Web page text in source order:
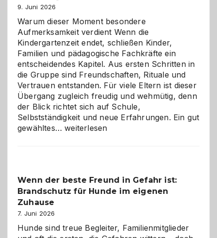
9. Juni 2026
Warum dieser Moment besondere
Aufmerksamkeit verdient Wenn die
Kindergartenzeit endet, schließen Kinder,
Familien und pädagogische Fachkräfte ein
entscheidendes Kapitel. Aus ersten Schritten in
die Gruppe sind Freundschaften, Rituale und
Vertrauen entstanden. Für viele Eltern ist dieser
Übergang zugleich freudig und wehmütig, denn
der Blick richtet sich auf Schule,
Selbstständigkeit und neue Erfahrungen. Ein gut
gewähltes…Abschied
und
herzlich
weiterlesen
Wenn der beste Freund in Gefahr ist:
Brandschutz für Hunde im eigenen
Zuhause
7. Juni 2026
Hunde sind treue Begleiter, Familienmitglieder